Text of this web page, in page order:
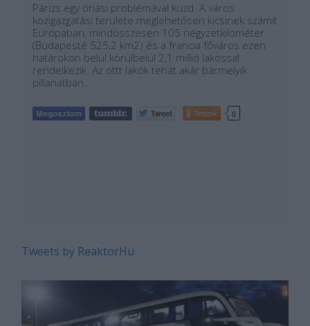
Párizs egy óriási problémával küzd. A város
közigazgatási területe meglehetősen kicsinek számít
Európában, mindösszesen 105 négyzetkilométer
(Budapesté 525,2 km2) és a francia főváros ezen
határokon belül körülbelül 2,1 millió lakossal
rendelkezik. Az ottt lakók tehát akár bármelyik
pillanatban…
Tetszik 0
Tweets by ReaktorHu